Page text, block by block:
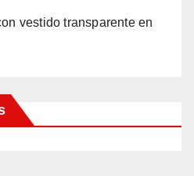
vestido transparente en